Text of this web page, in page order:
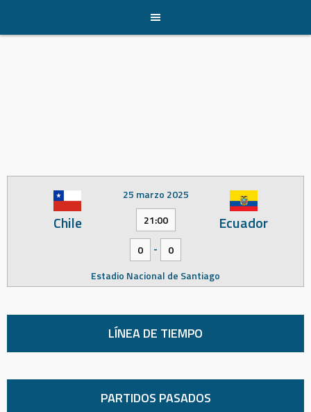
content
Chile Ecuador
25 marzo 2025
21:00
0 -
0
Estadio Nacional de Santiago
LÍNEA DE TIEMPO
PARTIDOS PASADOS